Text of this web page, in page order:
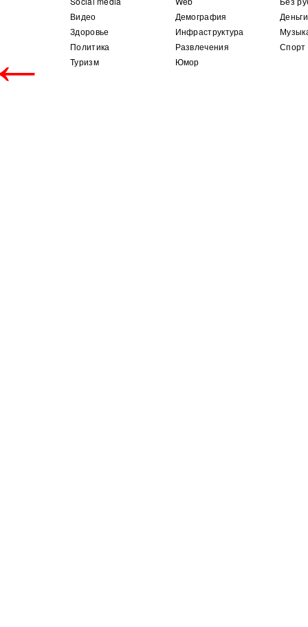
Видео
Демография
Деньги
Здоровье
Инфраструктура
Политика
Развлечения
Спорт
Туризм
Юмор